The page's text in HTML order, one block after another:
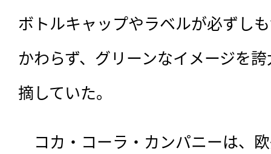
ボトルキャップやラベルが必ずし
かわらず、グリーンなイメージを
摘していた。
コカ・コーラ・カンパニーは、